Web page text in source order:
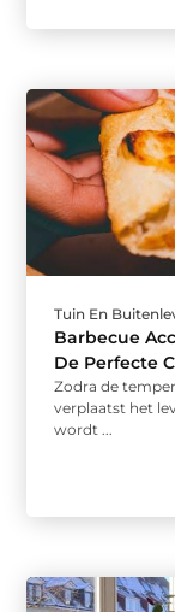
Tuin En
Barbecue
De Perfecte
Zodra de
verplaatst het
wordt ...